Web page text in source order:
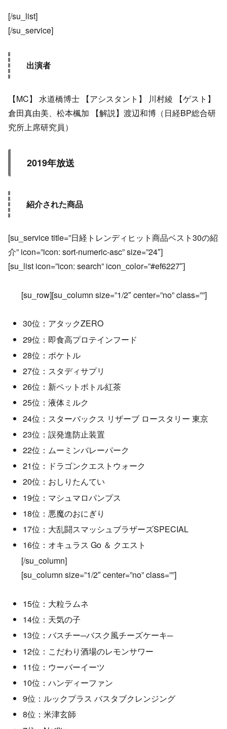
[/su_list]
[/su_service]
出演者
【MC】 水道橋博士 【アシスタント】 川村綾 【ゲスト】
倉田真由美、松本楓加 【解説】渡辺和博（日経BP総合研
究所上席研究員）
2019年放送
紹介された商品
[su_service title=”日経トレンディヒット商品ベスト30の紹
介” icon=”icon: sort-numeric-asc” size=”24″]
[su_list icon=”icon: search” icon_color=”#ef6227″]
[su_row][su_column size=”1/2″ center=”no” class=””]
30位：アタックZERO
29位：即食高プロテインフード
28位：ポケトル
27位：スタディサプリ
26位：新ペットボトル紅茶
25位：液体ミルク
24位：スターバックス リザーブ ロースタリー 東京
23位：誤発進防止装置
22位：ムーミンバレーパーク
21位：ドラゴンクエストウォーク
20位：おしりたんてい
19位：マシュマロパンプス
18位：悪魔のおにぎり
17位：大乱闘スマッシュブラザーズSPECIAL
16位：オキュラス Go ＆ クエスト
[/su_column]
[su_column size=”1/2″ center=”no” class=””]
15位：大粒ラムネ
14位：天気の子
13位：バスチー─バスク風チーズケーキ─
12位：こだわり酒場のレモンサワー
11位：ウーバーイーツ
10位：ハンディーファン
9位：ルックプラス バスタブクレンジング
8位：米津玄師